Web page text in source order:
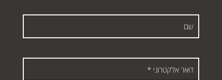
שם
דואר